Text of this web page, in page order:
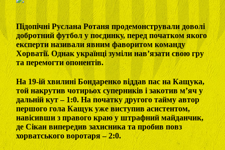
Підопічні Руслана Ротаня продемонстрували доволі
добротний футбол у поєдинку, перед початком якого
експерти називали явним фаворитом команду
Хорватії. Однак українці зуміли нав’язати свою гру
та перемогти опонентів.
На 19-ій хвилині Бондаренко віддав пас на Кащука,
той накрутив чотирьох суперників і закотив м’яч у
дальній кут – 1:0. На початку другого тайму автор
першого гола Кащук уже виступив асистентом,
навісивши з правого краю у штрафний майданчик,
де Сікан випередив захисника та пробив повз
хорватського воротаря – 2:0.